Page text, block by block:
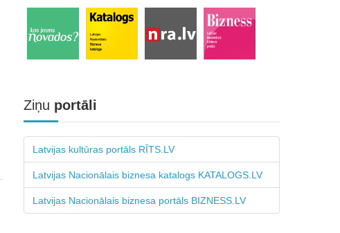
Ziņu portāli
Latvijas kultūras portāls RĪTS.LV
Latvijas Nacionālais biznesa katalogs KATALOGS.LV
Latvijas Nacionālais biznesa portāls BIZNESS.LV